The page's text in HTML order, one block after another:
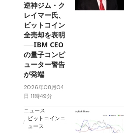
逆神ジム・ク
レイマー氏、
ビットコイン
全売却を表明
──IBM CEO
の量子コンピ
ューター警告
が発端
2026年08月04
日 11時49分
ニュース
ビットコインニ
ュース